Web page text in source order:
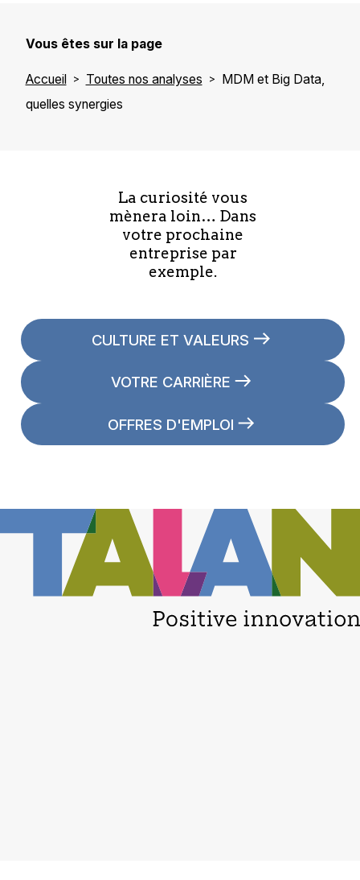
Vous êtes sur la page
Accueil Toutes nos analyses
MDM et Big Data,
quelles synergies
La curiosité vous
mènera loin… Dans
votre prochaine
entreprise par
exemple.
CULTURE ET VALEURS
VOTRE CARRIÈRE
OFFRES D'EMPLOI